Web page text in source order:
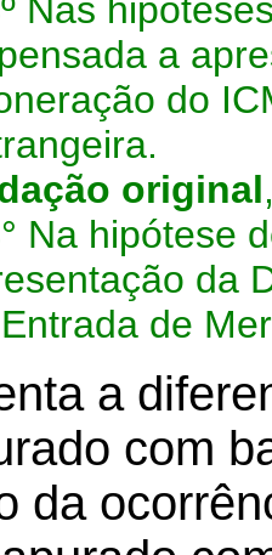
Nas
a
do
original
Na hipótese
da
de
a
com
da